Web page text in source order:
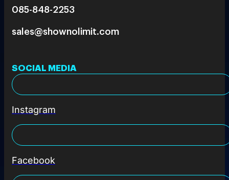
085-848-2253
sales@shownolimit.com
SOCIAL MEDIA
Instagram
Facebook